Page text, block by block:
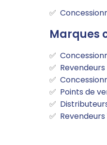
Marques
Points de